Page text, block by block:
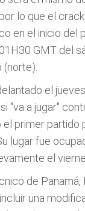
lo que el
en el inicio del
GMT del
(norte).
el
"va a jugar"
primer partido
lugar fue
el
de Panamá,
una